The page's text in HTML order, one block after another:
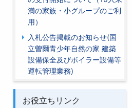
満の家族・小グループのご利
用）
入札公告掲載のお知らせ(国
立曽爾青少年自然の家 建築
設備保全及びボイラー設備等
運転管理業務)
お役立ちリンク